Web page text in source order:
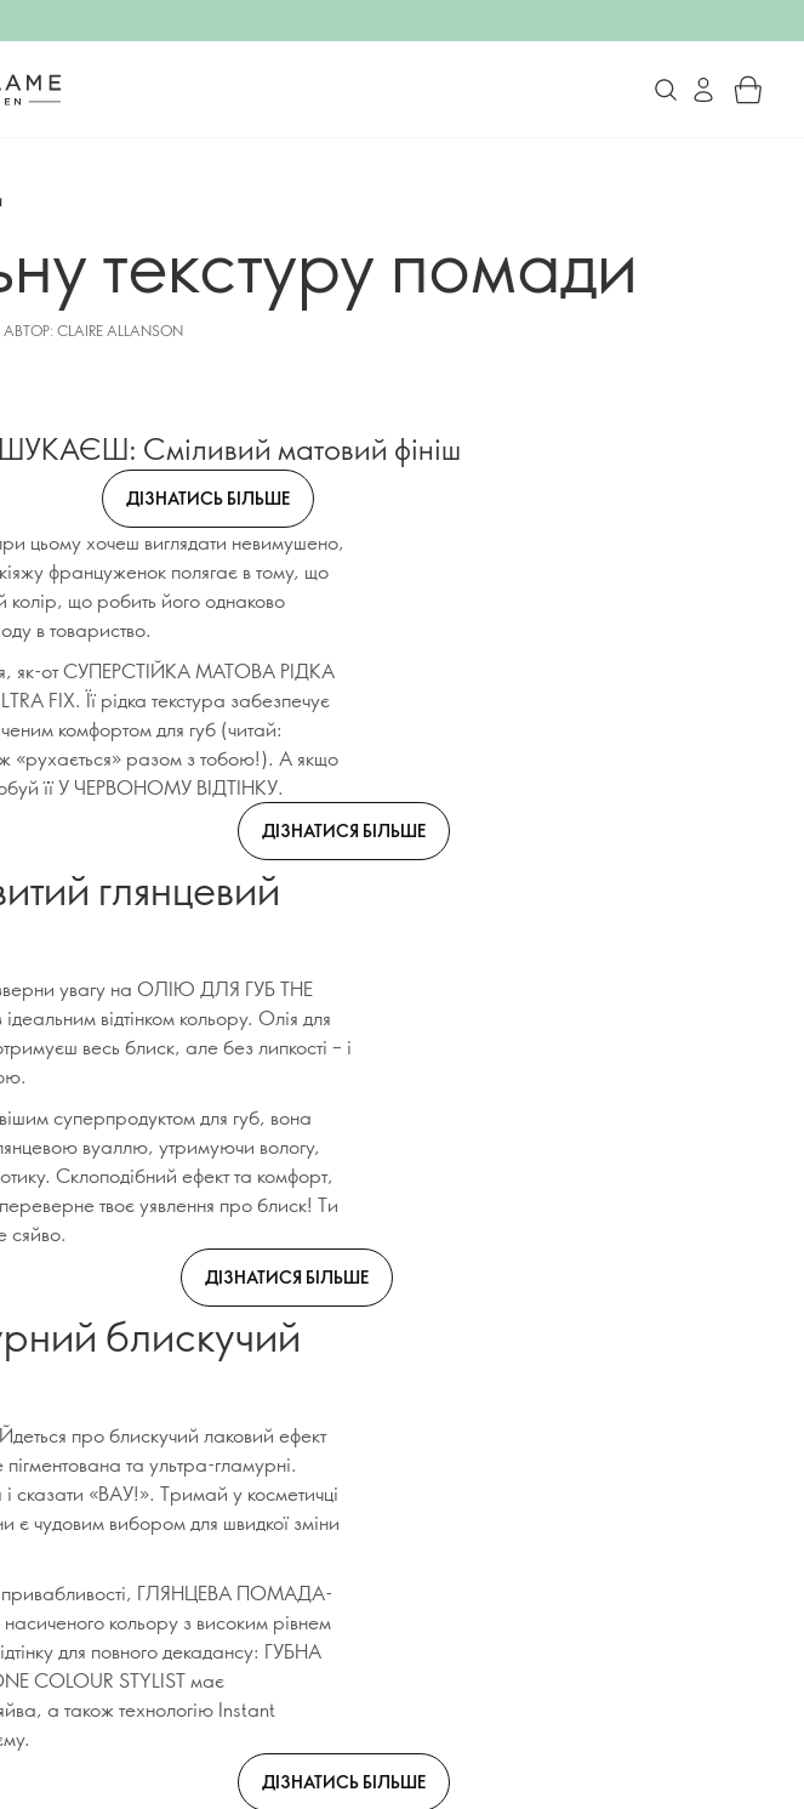
текстуру помади
CLAIRE ALLANSON
Сміливий матовий фініш
ДІЗНАТИСЬ БІЛЬШЕ
цьому хочеш виглядати невимушено,
француженок полягає в тому, що
колір, що робить його однаково
в товариство.
як-от СУПЕРСТІЙКА МАТОВА РІДКА
FIX. Її рідка текстура забезпечує
комфортом для губ (читай:
«рухається» разом з тобою!). А якщо
її У ЧЕРВОНОМУ ВІДТІНКУ.
ДІЗНАТИСЯ БІЛЬШЕ
глянцевий
увагу на ОЛІЮ ДЛЯ ГУБ THE
відтінком кольору. Олія для
весь блиск, але без липкості – і
суперпродуктом для губ, вона
вуаллю, утримуючи вологу,
Склоподібний ефект та комфорт,
твоє уявлення про блиск! Ти
сяйво.
ДІЗНАТИСЯ БІЛЬШЕ
блискучий
про блискучий лаковий ефект
та ультра-гламурні.
сказати «ВАУ!». Тримай у косметичці
є чудовим вибором для швидкої зміни
привабливості, ГЛЯНЦЕВА ПОМАДА-
кольору з високим рівнем
для повного декадансу: ГУБНА
COLOUR STYLIST має
а також технологію Instant
ДІЗНАТИСЬ БІЛЬШЕ